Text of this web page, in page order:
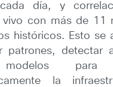
cada día, y
vivo con más de 11
históricos. Esto se
patrones, detectar
para
la